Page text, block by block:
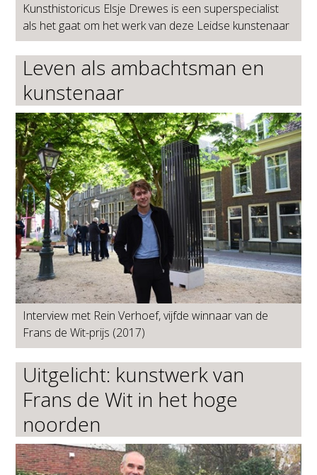
Kunsthistoricus Elsje Drewes is een superspecialist
als het gaat om het werk van deze Leidse kunstenaar
Leven als ambachtsman en
kunstenaar
Interview met Rein Verhoef, vijfde winnaar van de
Frans de Wit-prijs (2017)
Uitgelicht: kunstwerk van
Frans de Wit in het hoge
noorden